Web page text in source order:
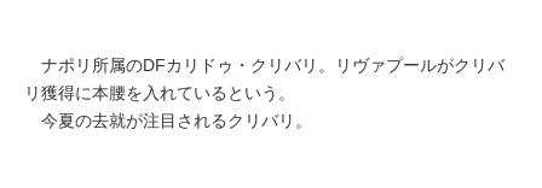
ナポリ所属のDFカリドゥ・クリバリ。リヴァプールがクリバ
リ獲得に本腰を入れているという。
今夏の去就が注目されるクリバリ。